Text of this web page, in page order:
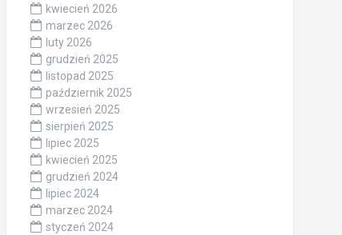
kwiecień 2026
marzec 2026
luty 2026
grudzień 2025
listopad 2025
październik 2025
wrzesień 2025
sierpień 2025
lipiec 2025
kwiecień 2025
grudzień 2024
lipiec 2024
marzec 2024
styczeń 2024